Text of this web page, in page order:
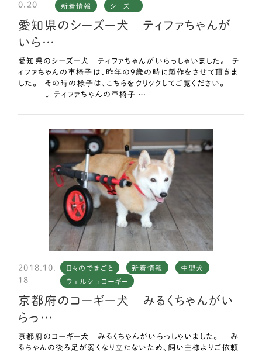
0.20
新着情報
シーズー
愛知県のシーズー犬 ティファちゃんが
いら…
愛知県のシーズー犬 ティファちゃんがいらっしゃいました。 テ
ィファちゃんの車椅子は、昨年の9歳の時に製作をさせて頂きま
した。 その時の様子は、こちらをクリックしてご覧ください。
↓ ティファちゃんの車椅子 …
2018.10.
18
日々のできごと 新着情報
中型犬
ウェルシュコーギー
京都府のコーギー犬 みるくちゃんがい
らっ…
京都府のコーギー犬 みるくちゃんがいらっしゃいました。 み
るちゃんの後ろ足が弱くなり立たないため、飼い主様よりご依頼